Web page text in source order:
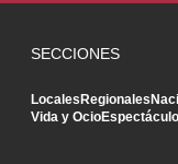
SECCIONES
LocalesRegionales
Vida y Ocio